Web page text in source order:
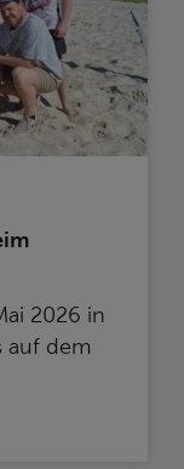
2026 in
auf dem